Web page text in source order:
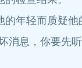
年轻而质疑他
息，你要先听